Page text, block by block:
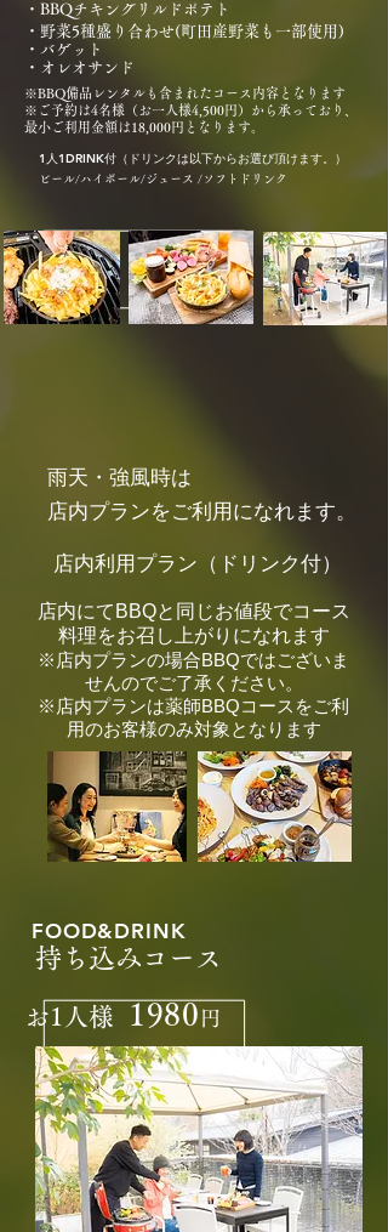
・BBQチキングリルドポテト
・野菜5種盛り合わせ(町田産野菜も一部使用)
・バゲット
・オレオサンド
​※BBQ備品レンタルも含まれたコース内容となります
​※ご予約は4名様（お一人様4,500円）から承っており、
最小ご利用金額は18,000円となります。
1人1DRINK付（ドリンクは以下からお選び頂けます。）
ビール/ハイボール/ジュース /ソフトドリンク
​雨天・強風時は
​店内プランをご利用になれます。
店内利用プラン（ドリンク付）
店内にてBBQと同じお値段でコース
料理をお召し上がりになれます
​※店内プランの場合BBQではございま
せんのでご了承ください。
​※店内プランは薬師BBQコースをご利
用のお客様のみ対象となります
FOOD&DRINK
持 ち 込みコース
お1人様 1980 円